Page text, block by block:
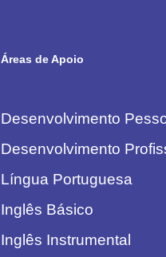
Áreas de Apoio
Desenvolvimento
Desenvolvimento
Língua Portuguesa
Inglês Básico
Inglês Instrumental